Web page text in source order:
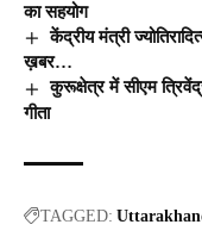
का सहयोग
केंद्रीय मंत्री
ख़बर…
कुरूक्षेत्र में सीएम
गीता
TAGGED: